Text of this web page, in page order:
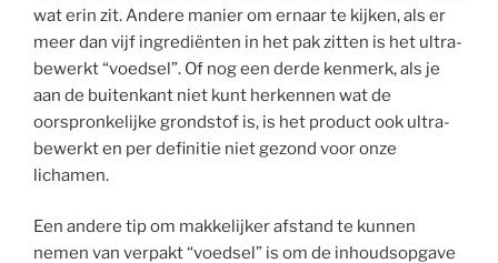
wat erin zit. Andere manier om ernaar te kijken, als er
meer dan vijf ingrediënten in het pak zitten is het ultra-
bewerkt “voedsel”. Of nog een derde kenmerk, als je
aan de buitenkant niet kunt herkennen wat de
oorspronkelijke grondstof is, is het product ook ultra-
bewerkt en per definitie niet gezond voor onze
lichamen.
Een andere tip om makkelijker afstand te kunnen
nemen van verpakt “voedsel” is om de inhoudsopgave